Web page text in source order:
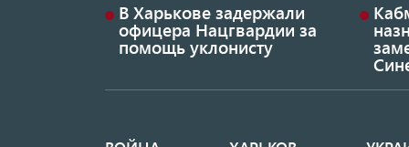
В Харькове задержали
офицера Нацгвардии за
помощь уклонисту